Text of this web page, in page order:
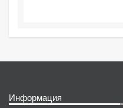
Информация